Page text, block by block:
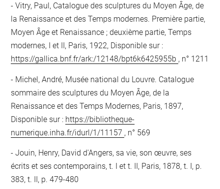
Vitry, Paul, Catalogue des sculptures du Moyen Âge, de
la Renaissance et des Temps modernes. Première partie,
Moyen Âge et Renaissance ; deuxième partie, Temps
modernes, I et II, Paris, 1922, Disponible sur :
https://gallica.bnf.fr/ark:/12148/bpt6k6425955b , n° 1211
Michel, André, Musée national du Louvre. Catalogue
sommaire des sculptures du Moyen Âge, de la
Renaissance et des Temps Modernes, Paris, 1897,
Disponible sur : https://bibliotheque-
numerique.inha.fr/idurl/1/11157 , n° 569
Jouin, Henry, David d'Angers, sa vie, son œuvre, ses
écrits et ses contemporains, t. I et t. II, Paris, 1878, t. I, p.
383, t. II, p. 479-480